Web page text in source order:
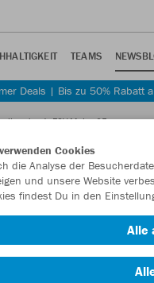
TEAMS
Deals | Bis zu 50% Rabatt
des 1. FSV Mainz 05
Heimtrikot des
Cookies
die Analyse der
und unsere Website
findest Du in den
Alle